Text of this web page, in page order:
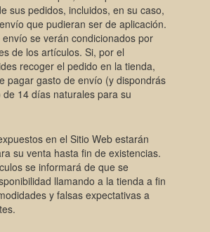
sus pedidos, incluidos, en su caso,
que pudieran ser de aplicación.
se verán condicionados por
de los artículos. Si, por el
recoger el pedido en la tienda,
pagar gasto de envío (y dispondrás
14 días naturales para su
en el Sitio Web estarán
su venta hasta fin de existencias.
se informará de que se
llamando a la tienda a fin
y falsas expectativas a